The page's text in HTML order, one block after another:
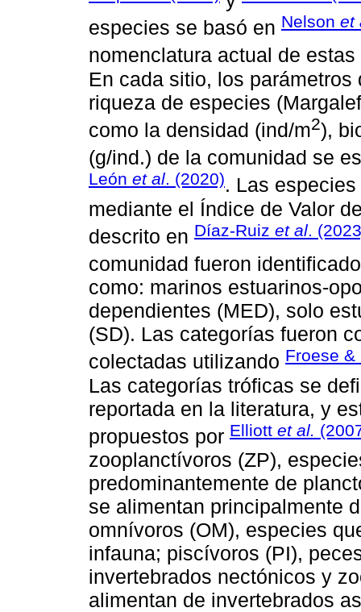
especies se basó en Nelson et
nomenclatura actual de
En cada sitio, los parámetros
riqueza de especies
como la densidad (ind/m2),
(g/ind.) de la comunidad se
León et al. (2020). Las
mediante el Índice de Valor
descrito en Díaz-Ruiz et al .
comunidad fueron
como: marinos estuarinos-
dependientes (MED), solo
(SD). Las categorías fueron
colectadas utilizando Froese &
Las categorías tróficas se
reportada en la literatura, y
propuestos por Elliott et al.
zooplanctívoros (ZP),
predominantemente de
se alimentan principalmente
omnívoros (OM), especies
infauna; piscívoros (PI),
invertebrados nectónicos y
alimentan de invertebrados